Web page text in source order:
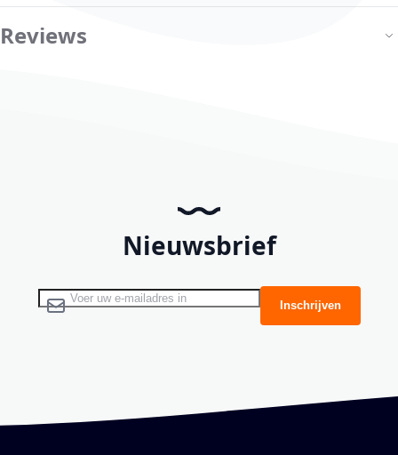
Reviews
Nieuwsbrief
Abonneer u op onze nieuwsbrief Inschrijven